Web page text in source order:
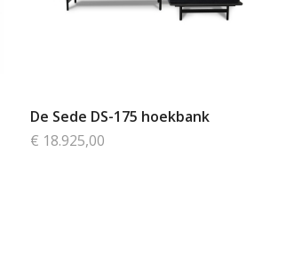
De Sede DS-175 hoekbank
€ 18.925,00